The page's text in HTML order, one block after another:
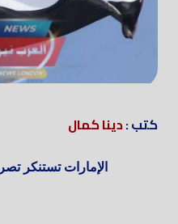
كتب :دينا كمال
الإمارات تستنكر